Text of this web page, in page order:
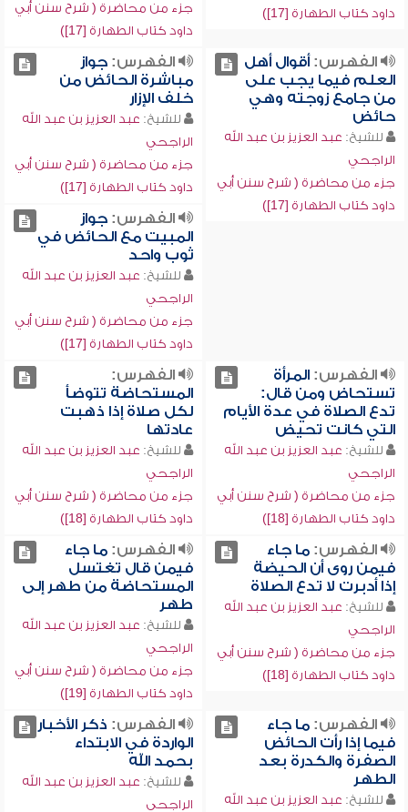
داود كتاب الطهارة [17])
جزء من محاضرة ( شرح سنن أبي
داود كتاب الطهارة [17])
الفهرس:أقوال أهل
العلم فيما يجب على
من جامع زوجته وهي
حائض
للشيخ: عبد العزيز بن عبد الله
الراجحي
جزء من محاضرة ( شرح سنن أبي
داود كتاب الطهارة [17])
الفهرس:جواز
مباشرة الحائض من
خلف الإزار
للشيخ: عبد العزيز بن عبد الله
الراجحي
جزء من محاضرة ( شرح سنن أبي
داود كتاب الطهارة [17])
الفهرس:جواز
المبيت مع الحائض في
ثوب واحد
للشيخ: عبد العزيز بن عبد الله
الراجحي
جزء من محاضرة ( شرح سنن أبي
داود كتاب الطهارة [17])
الفهرس:المرأة
تستحاض ومن قال:
تدع الصلاة في عدة الأيام
التي كانت تحيض
للشيخ: عبد العزيز بن عبد الله
الراجحي
جزء من محاضرة ( شرح سنن أبي
داود كتاب الطهارة [18])
الفهرس:
المستحاضة تتوضأ
لكل صلاة إذا ذهبت
عادتها
للشيخ: عبد العزيز بن عبد الله
الراجحي
جزء من محاضرة ( شرح سنن أبي
داود كتاب الطهارة [18])
الفهرس:ما جاء
فيمن روى أن الحيضة
إذا أدبرت لا تدع الصلاة
للشيخ: عبد العزيز بن عبد الله
الراجحي
جزء من محاضرة ( شرح سنن أبي
داود كتاب الطهارة [18])
الفهرس:ما جاء
فيمن قال تغتسل
المستحاضة من طهر إلى
طهر
للشيخ: عبد العزيز بن عبد الله
الراجحي
جزء من محاضرة ( شرح سنن أبي
داود كتاب الطهارة [19])
الفهرس:ما جاء
فيما إذا رأت الحائض
الصفرة والكدرة بعد
الطهر
للشيخ: عبد العزيز بن عبد الله
الفهرس: ذكر الأخبار
الواردة في الابتداء
بحمد الله
للشيخ: عبد العزيز بن عبد الله
الراجحي